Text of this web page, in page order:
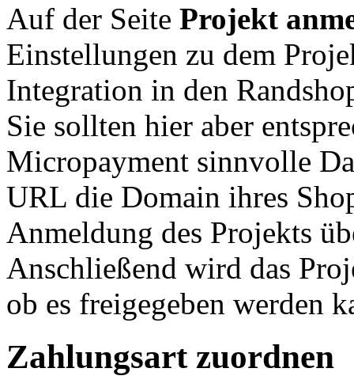
Auf der Seite Projekt
Einstellungen zu dem
Integration in den
Sie sollten hier aber
Micropayment sinnvolle
URL die Domain ihres
Anmeldung des Projekts
Anschließend wird das
ob es freigegeben werden
Zahlungsart zuordnen